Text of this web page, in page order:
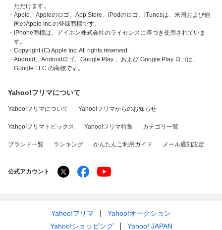
ただけます。
・Apple、Appleのロゴ、App Store、iPodのロゴ、iTunesは、米国および他
国のApple Inc.の登録商標です。
・iPhone商標は、アイホン株式会社のライセンスに基づき使用されていま
す。
・Copyright (C) Apple Inc. All rights reserved.
・Android、Androidロゴ、Google Play 、および Google Play ロゴは、
Google LLC の商標です。
Yahoo!フリマについて
Yahoo!フリマについて Yahoo!フリマからのお知らせ
Yahoo!フリマトピックス Yahoo!フリマ特集 カテゴリ一覧
ブランド一覧 ランキング かんたんご利用ガイド メール通知設定
公式アカウント
Yahoo!フリマ
Yahoo!オークション
Yahoo!ショッピング
Yahoo! JAPAN